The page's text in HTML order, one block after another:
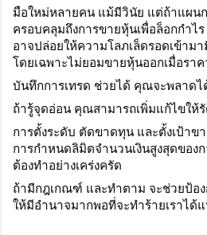
มือใหม่หลายคน แม้มีวินัย แต่ถ้าแผน
ครอบคลุมถึงการขายหุ้นเพื่อล็อกกำไ
อาจปล่อยให้ความโลภเล็ดรอดเข้าม
โดยเฉพาะไม่ยอมขายหุ้นออกเมื่อราค
บันทึกการเทรด ช่วยได้ คุณจะพลาด
ถ้ารู้จุดอ่อน คุณสามารถเพิ่มแก้ไขให้
การตั้งระดับ ตัดขาดทุน และตั้งเป้าข
การกำหนดลิมิตจำนวนเงินสูงสุดของ
ต้องทำอย่างเคร่งครัด
ถ้ามีกฎเกณฑ์ และทำตาม จะช่วยป้อ
ให้มีอำนาจมากพอที่จะทำร้ายเราได้